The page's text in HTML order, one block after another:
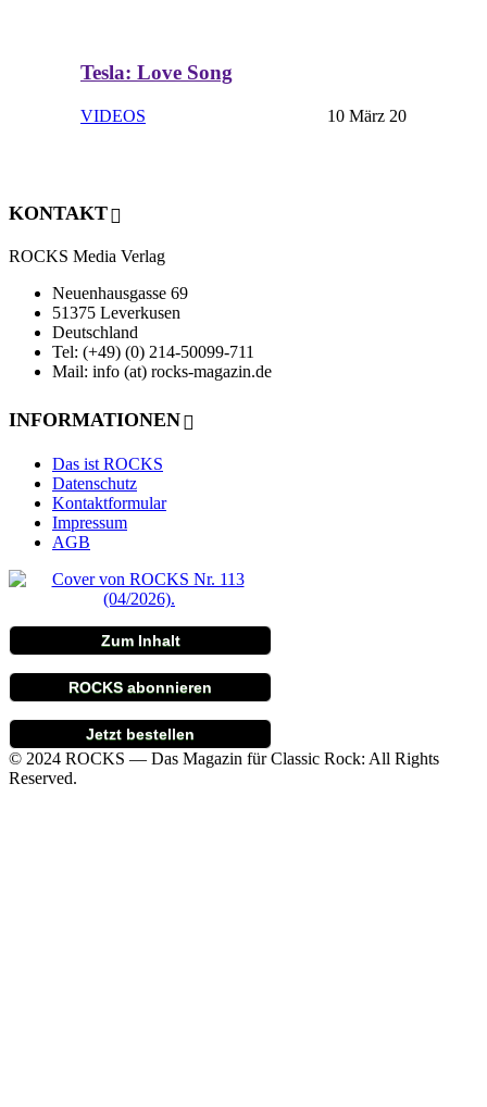
Tesla: Love Song
VIDEOS 10 März 20
KONTAKT
ROCKS Media Verlag
Neuenhausgasse 69
51375 Leverkusen
Deutschland
Tel: (+49) (0) 214-50099-711
Mail: info (at) rocks-magazin.de
INFORMATIONEN
Das ist ROCKS
Datenschutz
Kontaktformular
Impressum
AGB
Zum Inhalt
ROCKS abonnieren
Jetzt bestellen
© 2024 ROCKS — Das Magazin für Classic Rock: All Rights
Reserved.